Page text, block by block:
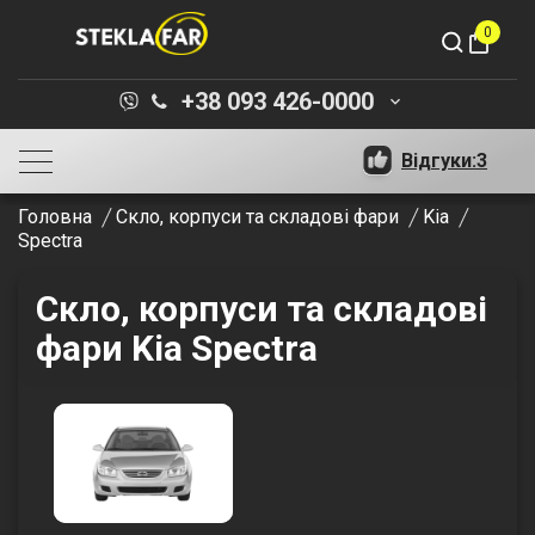
shopping_bag
0
+38 093 426-0000 keyboard_arrow_down
Відгуки:3
Головна Скло, корпуси та складові фари
Kia
Spectra
Скло, корпуси та складові
фари Kia Spectra